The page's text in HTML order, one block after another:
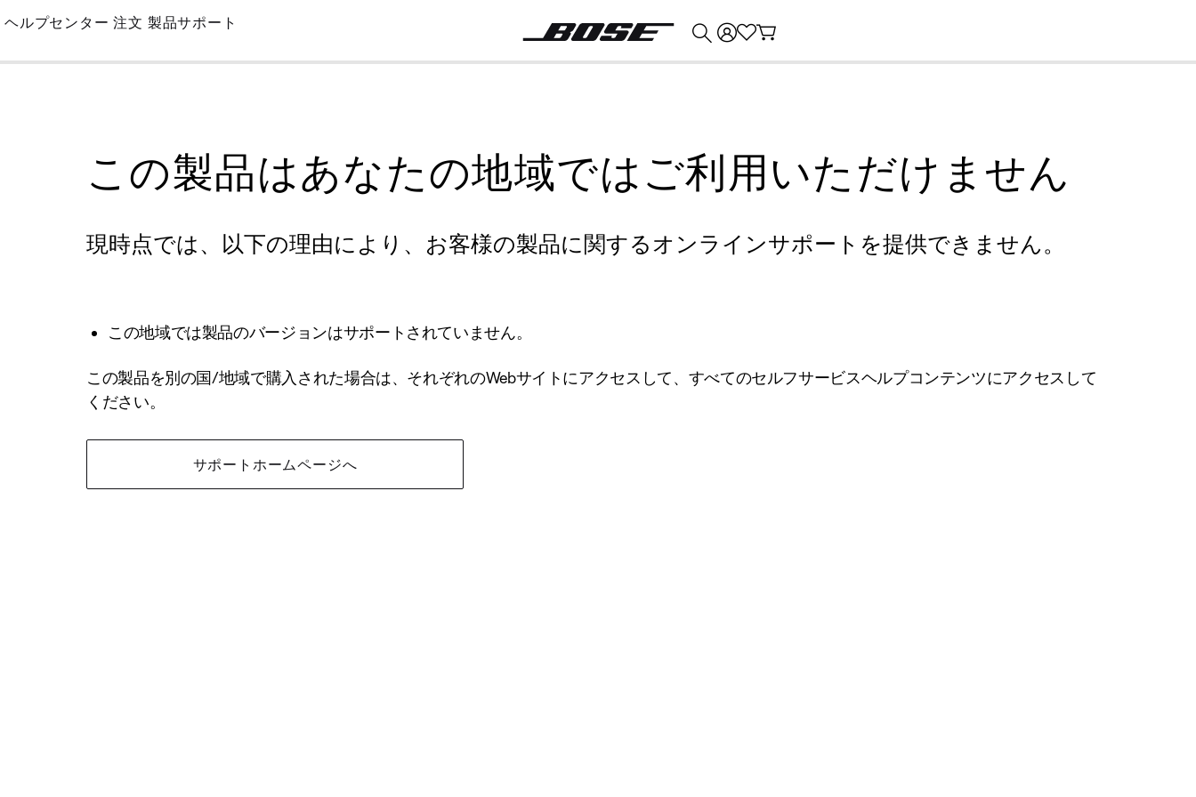
Skip
Main
ヘルプセンター 注文 製品サポート
この製品はあなたの地域ではご利用いただけません
現時点では、以下の理由により、お客様の製品に関するオンラインサポートを提供できません。
この地域では製品のバージョンはサポートされていません。
この製品を別の国/地域で購入された場合は、それぞれのWebサイトにアクセスして、すべてのセルフサービスヘルプコンテンツにアクセスして
ください。
サポートホームページへ